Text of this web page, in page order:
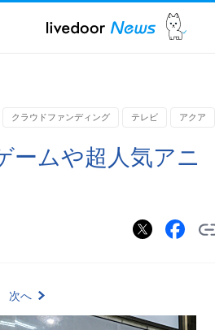
クラウドファンディング テレビ アクア
ームや超人気アニ
次へ